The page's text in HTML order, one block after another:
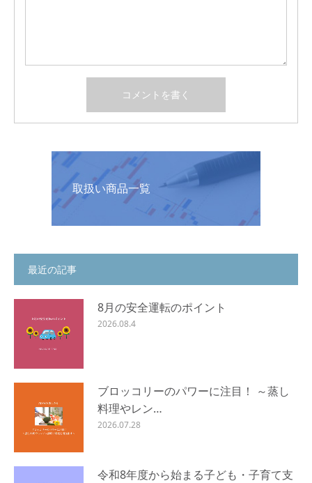
取扱い商品一覧
最近の記事
8月の安全運転のポイント
2026.08.4
ブロッコリーのパワーに注目！ ～蒸し
料理やレン…
2026.07.28
令和8年度から始まる子ども・子育て支